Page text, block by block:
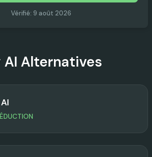
Vérifié: 9 août 2026
Alternatives